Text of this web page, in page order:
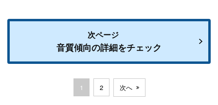
次ページ
音質傾向の詳細をチェック
1 2 次へ